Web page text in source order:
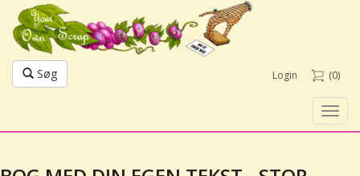
Søg Login (0)